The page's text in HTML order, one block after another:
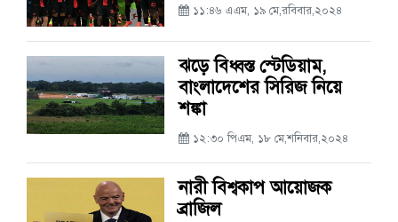
১১:৪৬ এএম, ১৯ মে,রবিবার,২০২৪
ঝড়ে বিধ্বস্ত স্টেডিয়াম,
বাংলাদেশের সিরিজ নিয়ে
শঙ্কা
১২:৩০ পিএম, ১৮ মে,শনিবার,২০২৪
নারী বিশ্বকাপ আয়োজক
ব্রাজিল